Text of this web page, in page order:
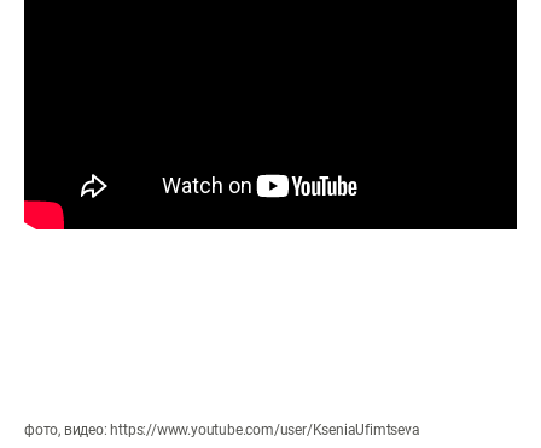
фото, видео: https://www.youtube.com/user/KseniaUfimtseva